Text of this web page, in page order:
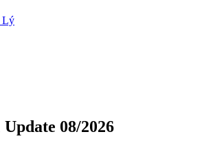
Lý
08/2026